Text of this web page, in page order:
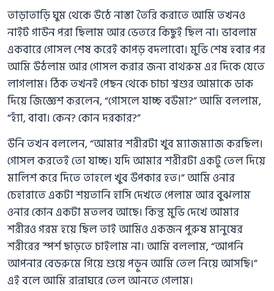
তাড়াতাড়ি ঘুম থেকে উঠে নাস্তা তৈরি করাতে আমি তখনও
নাইট গাউন পরা ছিলাম আর ভেতরে কিছুই ছিল না। ভাবলাম
একবারে গোসল শেষ করেই কাপড় বদলাবো। মুভি শেষ হবার পর
আমি উঠলাম আর গোসল করার জন্য বাথরুম এর দিকে যেতে
লাগলাম। ঠিক তখনই পেছন থেকে চাচা শ্বশুর আমাকে ডাক
দিয়ে জিজ্ঞেশ করলেন, “গোসলে যাচ্ছ বউমা?” আমি বললাম,
“হ্যাঁ, বাবা। কেন? কোন দরকার?”
উনি তখন বললেন, “আমার শরীরটা খুব ম্যাজম্যাজ করছিল।
গোসল করতেই তো যাচ্ছ। যদি আমার শরীরটা একটু তেল দিয়ে
মালিশ করে দিতে তাহলে খুব উপকার হত।” আমি ওনার
চেহারাতে একটা শয়তানি হাসি দেখতে পেলাম আর বুঝলাম
ওনার কোন একটা মতলব আছে। কিন্তু মুভি দেখে আমার
শরীরও গরম হয়ে ছিল তাই আমিও একজন পুরুষ মানুষের
শরীরের স্পর্শ ছাড়তে চাইলাম না। আমি বললাম, “আপনি
আপনার বেডরুমে গিয়ে শুয়ে পড়ুন আমি তেল নিয়ে আসছি।”
এই বলে আমি রান্নাঘরে তেল আনতে গেলাম।